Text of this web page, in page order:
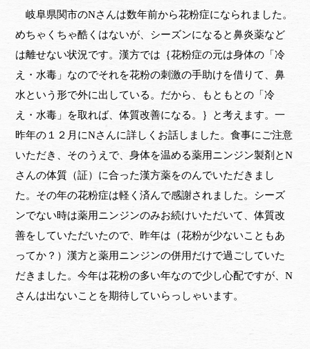
岐阜県関市のNさんは数年前から花粉症になられました。
めちゃくちゃ酷くはないが、シーズンになると鼻炎薬など
は離せない状況です。漢方では｛花粉症の元は身体の「冷
え・水毒」なのでそれを花粉の刺激の手助けを借りて、鼻
水という形で外に出している。だから、もともとの「冷
え・水毒」を取れば、体質改善になる。｝と考えます。一
昨年の１２月にNさんに詳しくお話しました。食事にご注意
いただき、そのうえで、身体を温める薬用ニンジン製剤とN
さんの体質（証）に合った漢方薬をのんでいただきまし
た。その年の花粉症は軽く済んで感謝されました。シーズ
ンでない時は薬用ニンジンのみお続けいただいて、体質改
善をしていただいたので、昨年は（花粉が少ないこともあ
ってか？）漢方と薬用ニンジンの併用だけで過ごしていた
だきました。今年は花粉の多い年なので少し心配ですが、N
さんは出ないことを期待していらっしゃいます。